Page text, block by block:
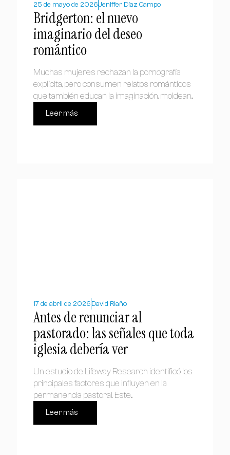
25 de mayo de 2026Jeniffer Díaz Campo
Bridgerton: el nuevo
imaginario del deseo
romántico
Muchas mujeres rechazan la pornografía
explícita, pero consumen relatos románticos
que también educan la imaginación, moldean...
Leer más
17 de abril de 2026 David Riaño
Antes de renunciar al
pastorado: las señales que toda
iglesia debería ver
Un estudio de Lifeway Research identificó los
principales factores que influyen en la
permanencia pastoral. Este...
Leer más